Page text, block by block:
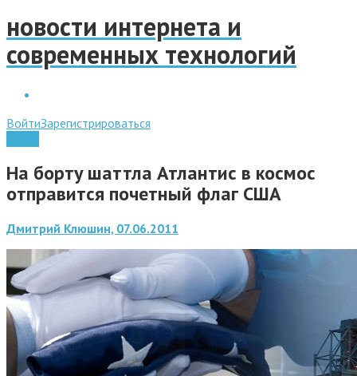
новости интернета и
современных технологий
ВойтиЗарегистрироваться
На борту шаттла Атлантис в космос
отправится почетный флаг США
Дмитрий Клюшин, 07.06.2011